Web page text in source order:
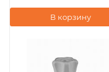
В корзину